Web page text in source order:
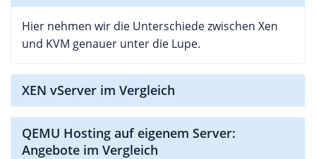
Hier nehmen wir die Unterschiede zwischen Xen
und KVM genauer unter die Lupe.
XEN vServer im Vergleich
QEMU Hosting auf eigenem Server:
Angebote im Vergleich